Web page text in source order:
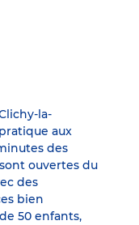
la-
aux
des
ouvertes du
des
bien
50 enfants,